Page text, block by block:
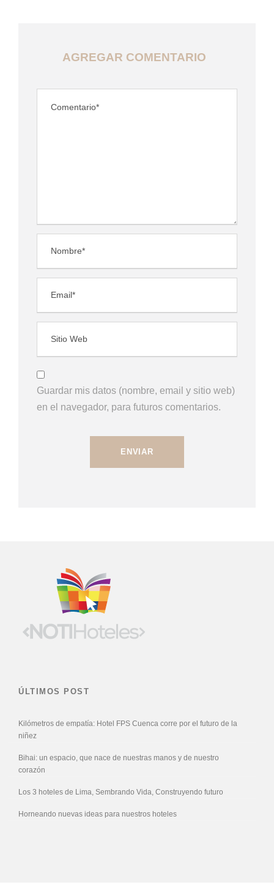
AGREGAR COMENTARIO
Guardar mis datos (nombre, email y sitio web)
en el navegador, para futuros comentarios.
ÚLTIMOS POST
Kilómetros de empatía: Hotel FPS Cuenca corre por el futuro de la
niñez
Bihai: un espacio, que nace de nuestras manos y de nuestro
corazón
Los 3 hoteles de Lima, Sembrando Vida, Construyendo futuro
Horneando nuevas ideas para nuestros hoteles